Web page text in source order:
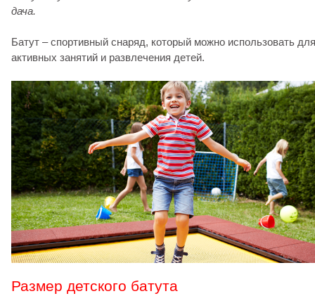
дача.
Батут – спортивный снаряд, который можно использовать для
активных занятий и развлечения детей.
Размер детского батута